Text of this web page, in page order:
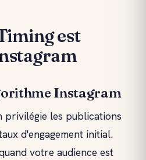
est
Instagram
privilégie les publications
d'engagement initial.
votre audience est